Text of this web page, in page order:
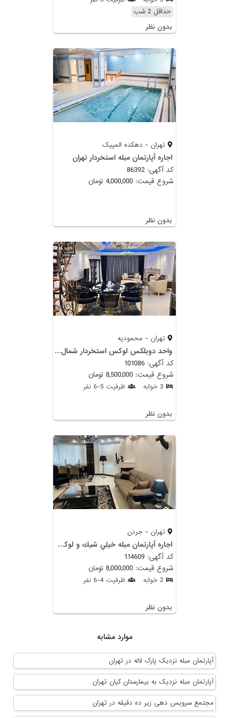
حداقل 2 شب
بدون نظر
تهران - دهکده المپیک
اجاره آپارتمان مبله استخردار تهران
کد آگهی: 86392
شروع قیمت: 4,000,000 تومان
بدون نظر
تهران - محمودیه
واحد دوبلکس لوکس استخردار شمال تهران
کد آگهی: 101086
شروع قیمت: 8,500,000 تومان
3 خوابه ظرفیت 5-6 نفر
بدون نظر
تهران - جردن
اجاره آپارتمان مبله خيلي شيك و لوكس استخر/سونا/جكوزي جردن
کد آگهی: 114609
شروع قیمت: 8,000,000 تومان
2 خوابه ظرفیت 4-6 نفر
بدون نظر
موارد مشابه
آپارتمان مبله نزدیک پارک لاله در تهران
آپارتمان مبله نزدیک به بیمارستان کیان تهران
مجتمع سرویس دهی زیر ده دقیقه در تهران